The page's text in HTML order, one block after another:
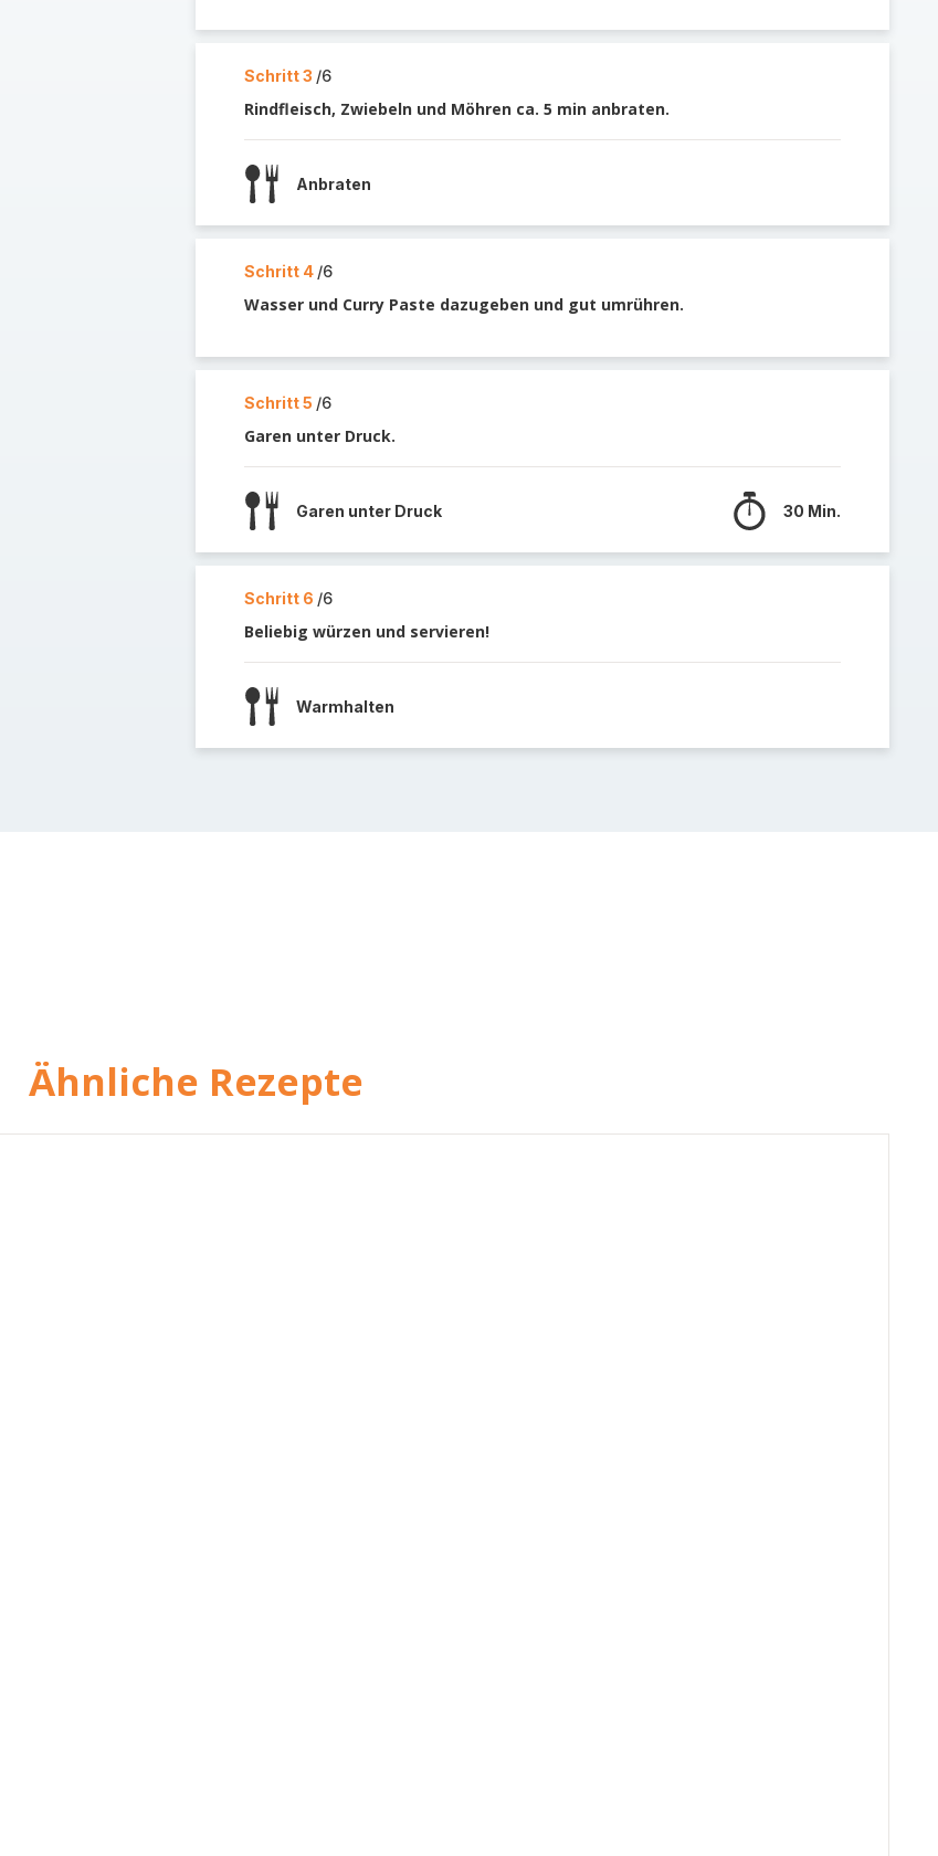
Schritt 3 /6
Rindfleisch, Zwiebeln und Möhren ca. 5 min anbraten.
Anbraten
Schritt 4 /6
Wasser und Curry Paste dazugeben und gut umrühren.
Schritt 5 /6
Garen unter Druck.
Garen unter Druck 30 Min.
Schritt 6 /6
Beliebig würzen und servieren!
Warmhalten
Ähnliche Rezepte